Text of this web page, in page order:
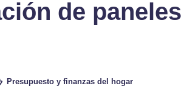
de paneles
Presupuesto y finanzas del hogar